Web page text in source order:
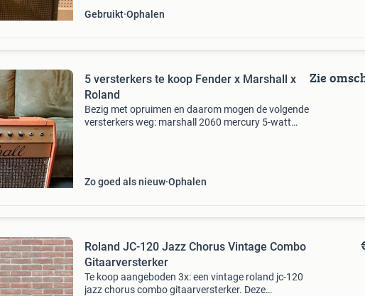
Gebruikt Ophalen
5 versterkers te koop Fender x Marshall x
Roland
Bezig met opruimen en daarom mogen de volgende
versterkers weg: marshall 2060 mercury 5-watt
Zo goed als nieuw Ophalen
Zie
Roland JC-120 Jazz Chorus Vintage Combo
Gitaarversterker
Te koop aangeboden 3x: een vintage roland jc-120
jazz chorus combo gitaarversterker. Deze